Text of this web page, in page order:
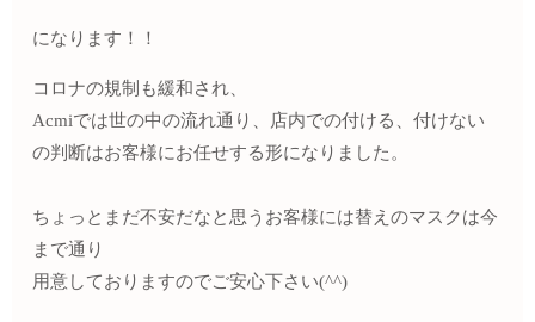
になります！！
コロナの規制も緩和され、
Acmiでは世の中の流れ通り、店内での付ける、付けない
の判断はお客様にお任せする形になりました。
ちょっとまだ不安だなと思うお客様には替えのマスクは今
まで通り
用意しておりますのでご安心下さい(^^)